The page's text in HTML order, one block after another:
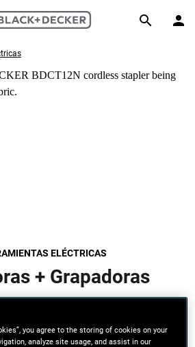
to main content
ELÉCTRICAS
+ Grapadoras
you agree to the storing of cookies on your
analyze site usage, and assist in our